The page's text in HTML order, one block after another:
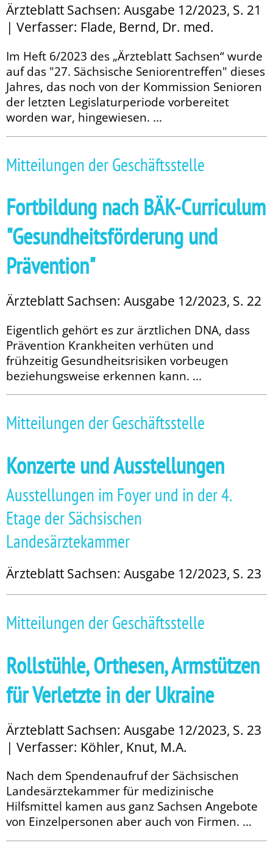
Ärzteblatt Sachsen: Ausgabe 12/2023, S. 21
| Verfasser: Flade, Bernd, Dr. med.
Im Heft 6/2023 des „Ärzteblatt Sachsen“ wurde
auf das "27. Sächsische Seniorentreffen" dieses
Jahres, das noch von der Kommission Senioren
der letzten Legislaturperiode vorbereitet
worden war, hingewiesen. ...
Mitteilungen der Geschäftsstelle
Fortbildung nach BÄK-Curriculum
"Gesundheitsförderung und
Prävention"
Ärzteblatt Sachsen: Ausgabe 12/2023, S. 22
Eigentlich gehört es zur ärztlichen DNA, dass
Prävention Krankheiten verhüten und
frühzeitig Gesundheitsrisiken vorbeugen
beziehungsweise erkennen kann. ...
Mitteilungen der Geschäftsstelle
Konzerte und Ausstellungen
Ausstellungen im Foyer und in der 4.
Etage der Sächsischen
Landesärztekammer
Ärzteblatt Sachsen: Ausgabe 12/2023, S. 23
Mitteilungen der Geschäftsstelle
Rollstühle, Orthesen, Armstützen
für Verletzte in der Ukraine
Ärzteblatt Sachsen: Ausgabe 12/2023, S. 23
| Verfasser: Köhler, Knut, M.A.
Nach dem Spendenaufruf der Sächsischen
Landesärztekammer für medizinische
Hilfsmittel kamen aus ganz Sachsen Angebote
von Einzelpersonen aber auch von Firmen. ...